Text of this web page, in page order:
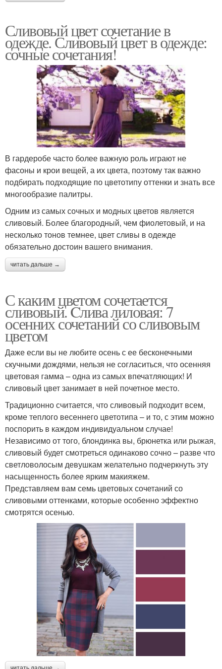
Сливовый цвет сочетание в
одежде. Сливовый цвет в одежде:
сочные сочетания!
В гардеробе часто более важную роль играют не
фасоны и крои вещей, а их цвета, поэтому так важно
подбирать подходящие по цветотипу оттенки и знать все
многообразие палитры.
Одним из самых сочных и модных цветов является
сливовый. Более благородный, чем фиолетовый, и на
несколько тонов темнее, цвет сливы в одежде
обязательно достоин вашего внимания.
читать дальше →
С каким цветом сочетается
сливовый. Cлива лиловая: 7
осенних сочетаний со сливовым
цветом
Даже если вы не любите осень с ее бесконечными
скучными дождями, нельзя не согласиться, что осенняя
цветовая гамма – одна из самых впечатляющих! И
сливовый цвет занимает в ней почетное место.
Традиционно считается, что сливовый подходит всем,
кроме теплого весеннего цветотипа – и то, с этим можно
поспорить в каждом индивидуальном случае!
Независимо от того, блондинка вы, брюнетка или рыжая,
сливовый будет смотреться одинаково сочно – разве что
светловолосым девушкам желательно подчеркнуть эту
насыщенность более ярким макияжем.
Представляем вам семь цветовых сочетаний со
сливовыми оттенками, которые особенно эффектно
смотрятся осенью.